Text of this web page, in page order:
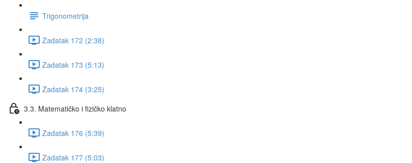
Trigonometrija
Zadatak 172 (2:38)
Zadatak 173 (5:13)
Zadatak 174 (3:25)
3.3. Matematičko i fizičko klatno
Zadatak 176 (5:39)
Zadatak 177 (5:03)